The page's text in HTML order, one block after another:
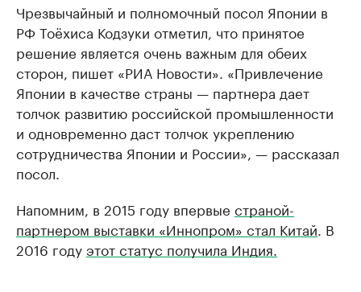
Чрезвычайный и полномочный посол Японии в
РФ Тоёхиса Кодзуки отметил, что принятое
решение является очень важным для обеих
сторон, пишет «РИА Новости». «Привлечение
Японии в качестве страны — партнера дает
толчок развитию российской промышленности
и одновременно даст толчок укреплению
сотрудничества Японии и России», — рассказал
посол.
Напомним, в 2015 году впервые страной-
партнером выставки «Иннопром» стал Китай. В
2016 годуэтот статус получила Индия.